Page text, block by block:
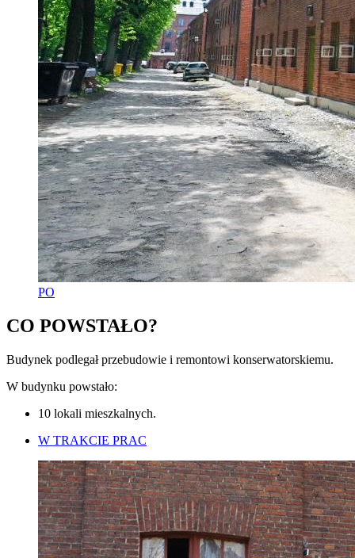
PO
CO POWSTAŁO?
Budynek podlegał przebudowie i remontowi konserwatorskiemu.
W budynku powstało:
10 lokali mieszkalnych.
W TRAKCIE PRAC